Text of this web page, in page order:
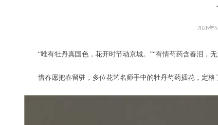
“唯有牡丹真国色，花开时节动京城。”“有情芍药含春泪，
惜春愿把春留驻，多位花艺名师手中的牡丹芍药插花，定格
2026年